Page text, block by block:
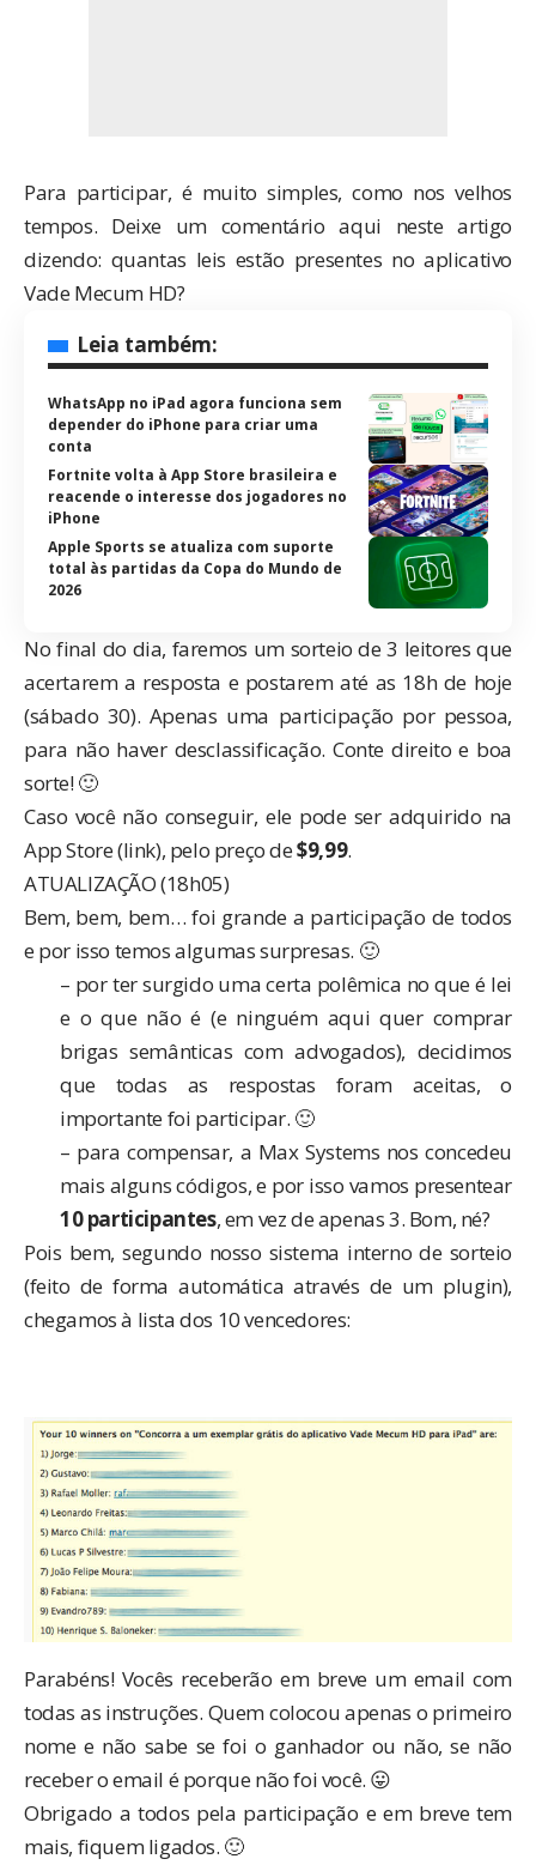
Para participar, é muito simples, como nos velhos
tempos. Deixe um comentário aqui neste artigo
dizendo: quantas leis estão presentes no aplicativo
Vade Mecum HD?
Leia também:
WhatsApp no iPad agora funciona sem
depender do iPhone para criar uma
conta
Fortnite volta à App Store brasileira e
reacende o interesse dos jogadores no
iPhone
Apple Sports se atualiza com suporte
total às partidas da Copa do Mundo de
2026
No final do dia, faremos um sorteio de 3 leitores que
acertarem a resposta e postarem até as 18h de hoje
(sábado 30). Apenas uma participação por pessoa,
para não haver desclassificação. Conte direito e boa
sorte! 🙂
Caso você não conseguir, ele pode ser adquirido na
App Store (link), pelo preço de$9,99.
ATUALIZAÇÃO (18h05)
Bem, bem, bem… foi grande a participação de todos
e por isso temos algumas surpresas. 🙂
– por ter surgido uma certa polêmica no que é lei
e o que não é (e ninguém aqui quer comprar
brigas semânticas com advogados), decidimos
que todas as respostas foram aceitas, o
importante foi participar. 🙂
– para compensar, a Max Systems nos concedeu
mais alguns códigos, e por isso vamos presentear
10 participantes, em vez de apenas 3. Bom, né?
Pois bem, segundo nosso sistema interno de sorteio
(feito de forma automática através de um plugin),
chegamos à lista dos 10 vencedores:
Parabéns! Vocês receberão em breve um email com
todas as instruções. Quem colocou apenas o primeiro
nome e não sabe se foi o ganhador ou não, se não
receber o email é porque não foi você. 😛
Obrigado a todos pela participação e em breve tem
mais, fiquem ligados. 🙂